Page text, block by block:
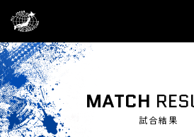
MATCH
試合結果